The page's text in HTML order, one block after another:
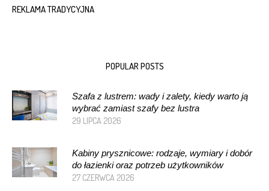
REKLAMA TRADYCYJNA
POPULAR POSTS
Szafa z lustrem: wady i zalety, kiedy warto ją
wybrać zamiast szafy bez lustra
29 LIPCA 2026
Kabiny prysznicowe: rodzaje, wymiary i dobór
do łazienki oraz potrzeb użytkowników
27 CZERWCA 2026